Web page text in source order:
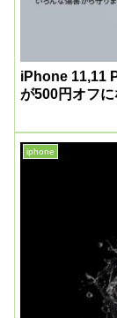
iPhone 11,11
が500円オフ
iphone